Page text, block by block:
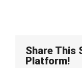
Share This
Platform!